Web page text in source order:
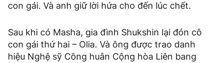
con gái. Và anh giữ lời hứa cho đến lúc chết.
Sau khi có Masha, gia đình Shukshin lại đón cô
con gái thứ hai – Olia. Và ông được trao danh
hiệu Nghệ sỹ Công huân Cộng hòa Liên bang